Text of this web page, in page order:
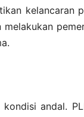
kelancaran
andal.